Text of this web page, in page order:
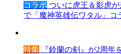
コラボ ついに虎王＆影虎が
で「魔神英雄伝ワタル」コ
特集 『鈴蘭の剣』が2周年